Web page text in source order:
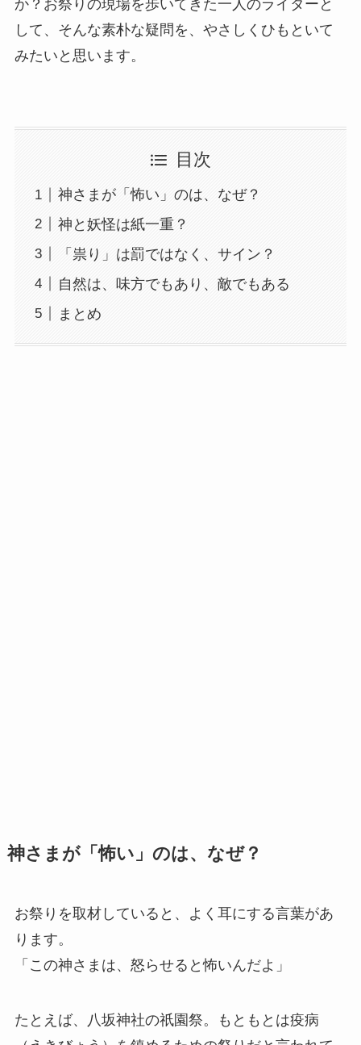
か？お祭りの現場を歩いてきた一人のライターと
して、そんな素朴な疑問を、やさしくひもといて
みたいと思います。
目次
神さまが「怖い」のは、なぜ？
神と妖怪は紙一重？
「祟り」は罰ではなく、サイン？
自然は、味方でもあり、敵でもある
まとめ
神さまが「怖い」のは、なぜ？
お祭りを取材していると、よく耳にする言葉があ
ります。
「この神さまは、怒らせると怖いんだよ」
たとえば、八坂神社の祇園祭。もともとは疫病